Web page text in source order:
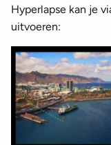
Hyperlapse kan je
uitvoeren: